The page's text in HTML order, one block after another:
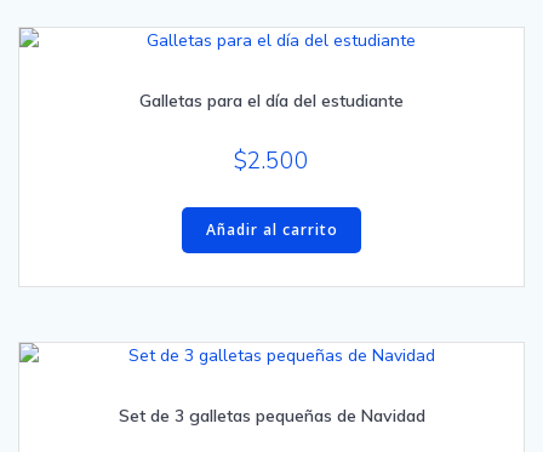
Galletas para el día del estudiante
$2.500
Añadir al carrito
Set de 3 galletas pequeñas de Navidad